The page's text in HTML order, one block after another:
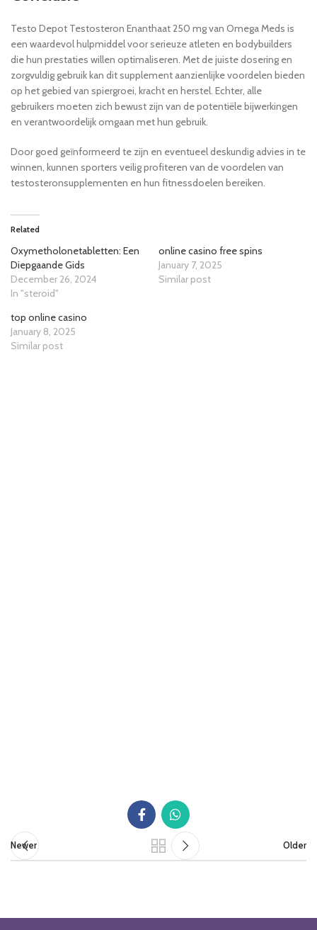
Testo Depot Testosteron Enanthaat 250 mg van Omega Meds is
een waardevol hulpmiddel voor serieuze atleten en bodybuilders
die hun prestaties willen optimaliseren. Met de juiste dosering en
zorgvuldig gebruik kan dit supplement aanzienlijke voordelen bieden
op het gebied van spiergroei, kracht en herstel. Echter, alle
gebruikers moeten zich bewust zijn van de potentiële bijwerkingen
en verantwoordelijk omgaan met hun gebruik.
Door goed geïnformeerd te zijn en eventueel deskundig advies in te
winnen, kunnen sporters veilig profiteren van de voordelen van
testosteronsupplementen en hun fitnessdoelen bereiken.
Related
Oxymetholonetabletten: Een
Diepgaande Gids
December 26, 2024
In "steroid"
online casino free spins
January 7, 2025
Similar post
top online casino
January 8, 2025
Similar post
Newer Older